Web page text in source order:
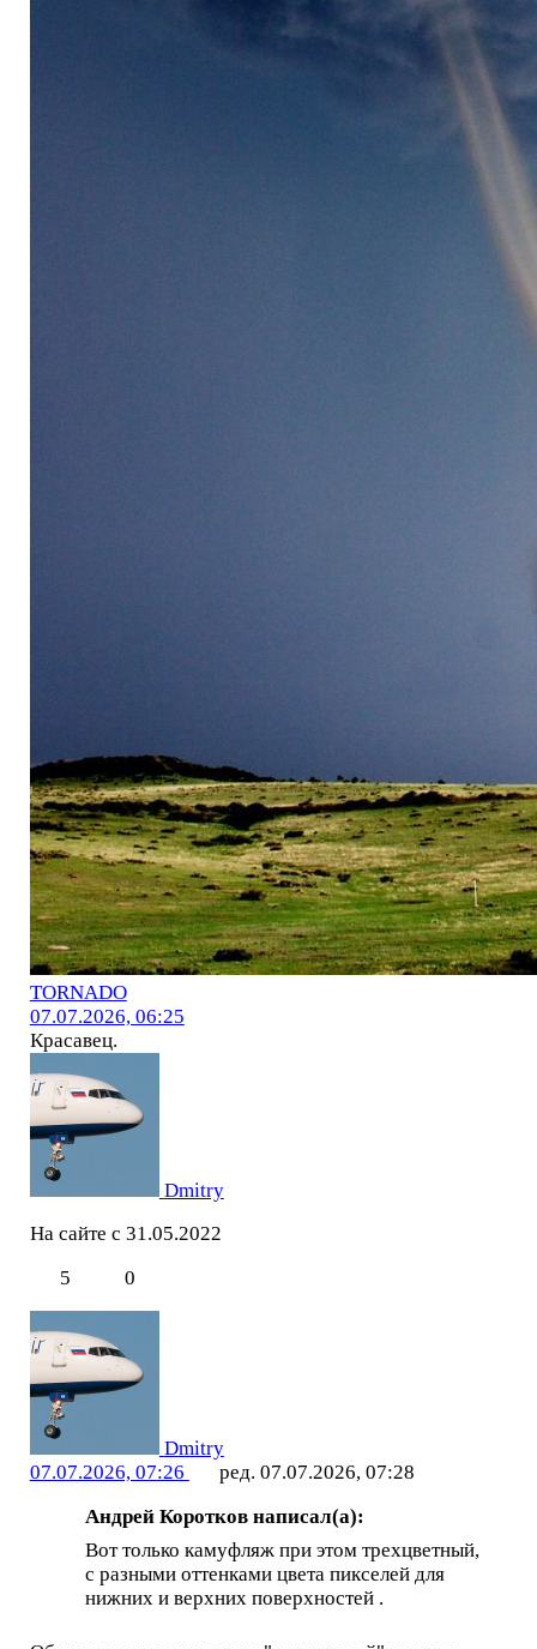
TORNADO
07.07.2026, 06:25
Красавец.
Dmitry
На сайте с 31.05.2022
5
0
Dmitry
07.07.2026, 07:26
ред. 07.07.2026, 07:28
Андрей Коротков написал(а):
Вот только камуфляж при этом трехцветный,
с разными оттенками цвета пикселей для
нижних и верхних поверхностей .